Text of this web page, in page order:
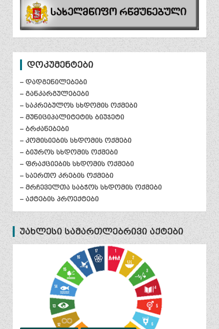
დოკუმენტები
– დადგენილებები
– განკარგულებები
– საკრებულოს სხდომის ოქმები
– მუნიციპალიტეტის ბიუჯეტი
– ბრძანებები
– კომისიების სხდომის ოქმები
– ბიუროს სხდომის ოქმები
– ფრაქციების სხდომის ოქმები
– საერთო კრების ოქმები
– მრჩეველთა საბჭოს სხდომის ოქმები
– აქტების პროექტები
უახლესი სამართლებრივი აქტები